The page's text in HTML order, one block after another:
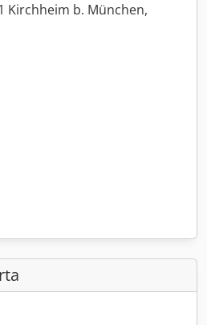
Kirchheim b. München,